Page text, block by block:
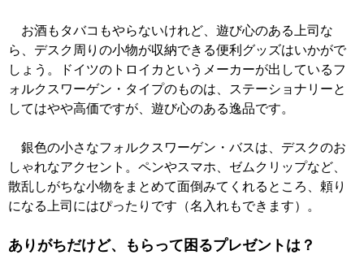
お酒もタバコもやらないけれど、遊び心のある上司な
ら、デスク周りの小物が収納できる便利グッズはいかがで
しょう。ドイツのトロイカというメーカーが出しているフ
ォルクスワーゲン・タイプのものは、ステーショナリーと
してはやや高価ですが、遊び心のある逸品です。
銀色の小さなフォルクスワーゲン・バスは、デスクのお
しゃれなアクセント。ペンやスマホ、ゼムクリップなど、
散乱しがちな小物をまとめて面倒みてくれるところ、頼り
になる上司にはぴったりです（名入れもできます）。
ありがちだけど、もらって困るプレゼントは？